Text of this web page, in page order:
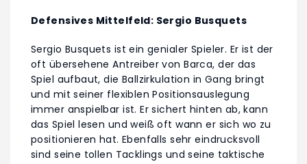
Defensives Mittelfeld: Sergio Busquets
Sergio Busquets ist ein genialer Spieler. Er ist der
oft übersehene Antreiber von Barca, der das
Spiel aufbaut, die Ballzirkulation in Gang bringt
und mit seiner flexiblen Positionsauslegung
immer anspielbar ist. Er sichert hinten ab, kann
das Spiel lesen und weiß oft wann er sich wo zu
positionieren hat. Ebenfalls sehr eindrucksvoll
sind seine tollen Tacklings und seine taktische